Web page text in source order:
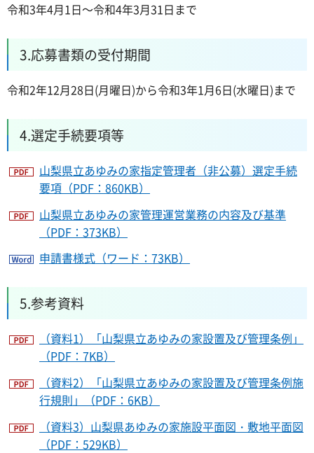
令和3年4月1日～令和4年3月31日まで
3.応募書類の受付期間
令和2年12月28日(月曜日)から令和3年1月6日(水曜日)まで
4.選定手続要項等
山梨県立あゆみの家指定管理者（非公募）選定手続
要項（PDF：860KB）
山梨県立あゆみの家管理運営業務の内容及び基準
（PDF：373KB）
申請書様式（ワード：73KB）
5.参考資料
（資料1）「山梨県立あゆみの家設置及び管理条例」
（PDF：7KB）
（資料2）「山梨県立あゆみの家設置及び管理条例施
行規則」（PDF：6KB）
（資料3）山梨県あゆみの家施設平面図・敷地平面図
（PDF：529KB）